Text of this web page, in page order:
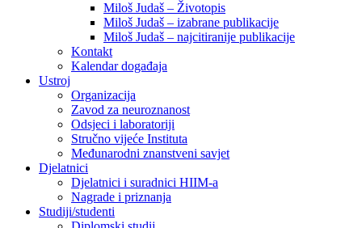
Miloš Judaš – Životopis
Miloš Judaš – izabrane publikacije
Miloš Judaš – najcitiranije publikacije
Kontakt
Kalendar događaja
Ustroj
Organizacija
Zavod za neuroznanost
Odsjeci i laboratoriji
Stručno vijeće Instituta
Međunarodni znanstveni savjet
Djelatnici
Djelatnici i suradnici HIIM-a
Nagrade i priznanja
Studiji/studenti